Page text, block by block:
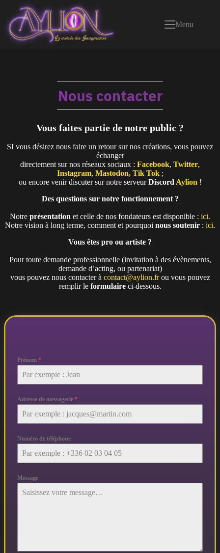
contenu
Menu
Nous contacter
Vous faites partie de notre public ?
SI vous désirez nous faire un retour sur nos créations, vous pouvez
échanger
directement sur nos réseaux sociaux : Facebook, Twitter,
Instagram, Mastodon, Tik Tok;
ou encore venir discuter sur notre serveurDiscord Aylion !
Des questions sur notre fonctionnement ?
Notre présentation et celle de nos fondateurs est disponible : ici.
Notre vision à long terme, comment et pourquoi nous soutenir : ici.
Vous êtes pro ou artiste ?
Pour toute demande professionnelle (invitation à des évènements,
demande d’acting, ou partenariat)
vous pouvez nous contacter à contact@aylion.frou vous pouvez
remplir le formulaireci-dessous.
Prénom *
Adresse de messagerie *
Numéro de téléphone
Message